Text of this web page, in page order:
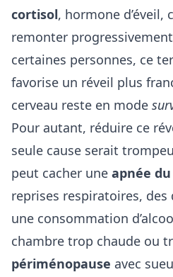
cortisol, hormone d’éveil,
remonter
certaines personnes, ce
favorise un réveil plus
cerveau reste en mode
Pour autant, réduire ce
seule cause serait
peut cacher une apnée
reprises respiratoires,
une consommation
chambre trop chaude ou
périménopause avec